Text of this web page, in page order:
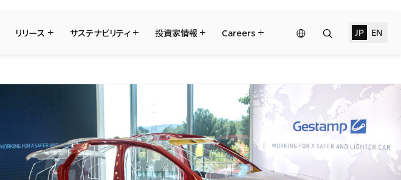
リリース サステナビリティ 投資家情報 Careers Network
Website
検
索
JP EN
リーダーシップチーム・役員一覧
コーポレート・ガバナンス
三井物産の人材マネジメント ライブラリー
2024年
2022年
2021年
2019年 2018年
イニシアティブへの参画
三井物産の人材マネジメント
社会貢献活動 ライブラリー
TCFDに基づく情報開示
個人株主・投資家の皆様へ
IRサポート
グループ会社採用情報
カナダ三井物産株式会社